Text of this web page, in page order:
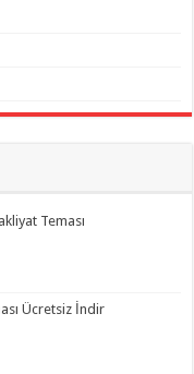
Teması
Ücretsiz İndir